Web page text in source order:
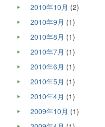
2010年10月 (2)
2010年9月 (1)
2010年8月 (1)
2010年7月 (1)
2010年6月 (1)
2010年5月 (1)
2010年4月 (1)
2009年10月 (1)